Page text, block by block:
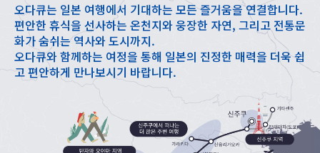
오다큐는 일본 여행에서 기대하는 모든 즐거움을 연결합니다.
편안한 휴식을 선사하는 온천지와 웅장한 자연, 그리고 전통문
화가 숨쉬는 역사와 도시까지.
오다큐와 함께하는 여정을 통해 일본의 진정한 매력을 더욱 쉽
고 편안하게 만나보시기 바랍니다.